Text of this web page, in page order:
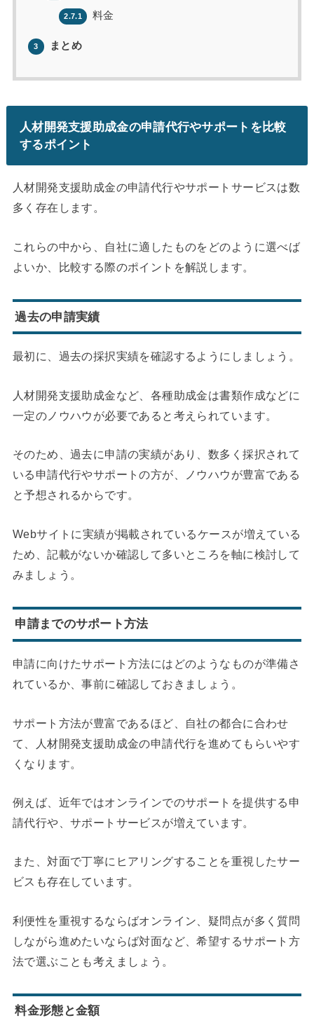
2.7.1 料金
3 まとめ
人材開発支援助成金の申請代行やサポートを比較
するポイント
人材開発支援助成金の申請代行やサポートサービスは数
多く存在します。
これらの中から、自社に適したものをどのように選べば
よいか、比較する際のポイントを解説します。
過去の申請実績
最初に、過去の採択実績を確認するようにしましょう。
人材開発支援助成金など、各種助成金は書類作成などに
一定のノウハウが必要であると考えられています。
そのため、過去に申請の実績があり、数多く採択されて
いる申請代行やサポートの方が、ノウハウが豊富である
と予想されるからです。
Webサイトに実績が掲載されているケースが増えている
ため、記載がないか確認して多いところを軸に検討して
みましょう。
申請までのサポート方法
申請に向けたサポート方法にはどのようなものが準備さ
れているか、事前に確認しておきましょう。
サポート方法が豊富であるほど、自社の都合に合わせ
て、人材開発支援助成金の申請代行を進めてもらいやす
くなります。
例えば、近年ではオンラインでのサポートを提供する申
請代行や、サポートサービスが増えています。
また、対面で丁寧にヒアリングすることを重視したサー
ビスも存在しています。
利便性を重視するならばオンライン、疑問点が多く質問
しながら進めたいならば対面など、希望するサポート方
法で選ぶことも考えましょう。
料金形態と金額